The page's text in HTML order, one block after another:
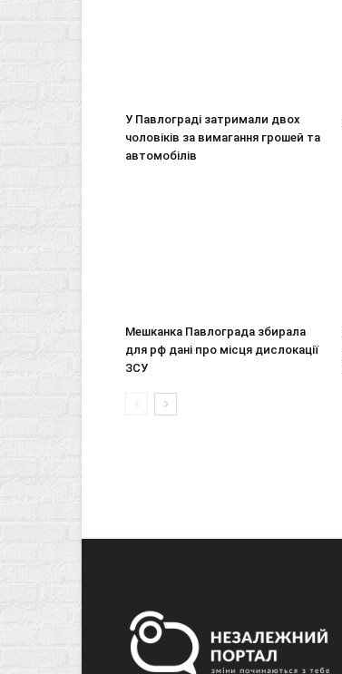
У Павлограді затримали двох
чоловіків за вимагання грошей та
автомобілів
Мешканка Павлограда збирала
для рф дані про місця дислокації
ЗСУ